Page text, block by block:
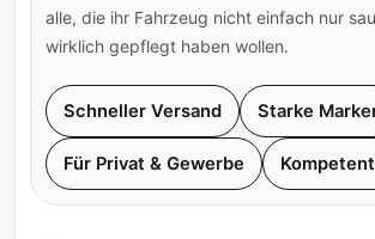
alle, die ihr Fahrzeug nicht einfach nur
wirklich gepflegt haben wollen.
Schneller Versand Starke
Für Privat & Gewerbe